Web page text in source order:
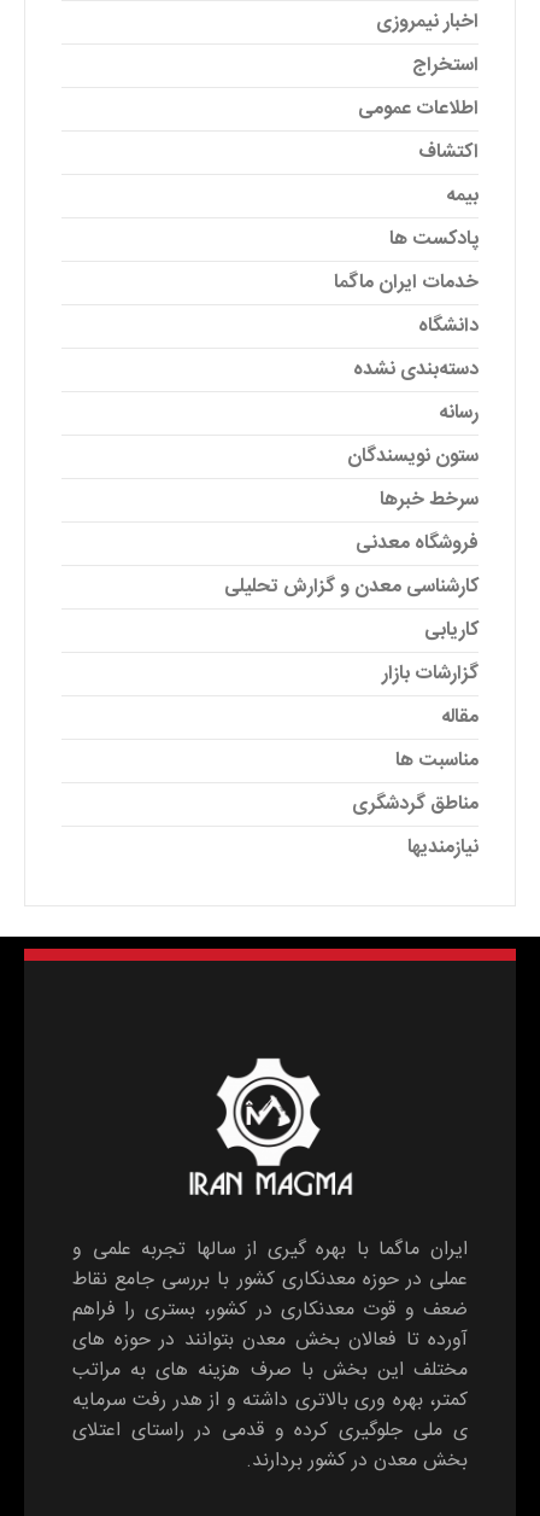
اخبار نیمروزی
استخراج
اطلاعات عمومی
اکتشاف
بیمه
پادکست ها
خدمات ایران ماگما
دانشگاه
دسته‌بندی نشده
رسانه
ستون نویسندگان
سرخط خبرها
فروشگاه معدنی
کارشناسی معدن و گزارش تحلیلی
کاریابی
گزارشات بازار
مقاله
مناسبت ها
مناطق گردشگری
نیازمندیها
ایران ماگما با بهره گیری از سالها تجربه علمی و
عملی در حوزه معدنکاری کشور با بررسی جامع نقاط
ضعف و قوت معدنکاری در کشور، بستری را فراهم
آورده تا فعالان بخش معدن بتوانند در حوزه های
مختلف این بخش با صرف هزینه های به مراتب
کمتر، بهره وری بالاتری داشته و از هدر رفت سرمایه
ی ملی جلوگیری کرده و قدمی در راستای اعتلای
بخش معدن در کشور بردارند.